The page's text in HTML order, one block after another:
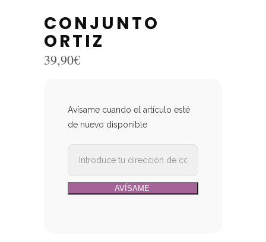
CONJUNTO
ORTIZ
39,90€
Avísame cuando el artículo esté
de nuevo disponible